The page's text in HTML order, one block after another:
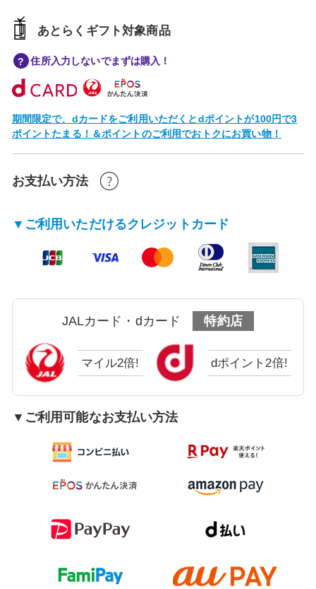
あとらくギフト対象商品
住所入力しないでまずは購入！
期間限定で、dカードをご利用いただくとdポイントが100円で3
ポイントたまる！＆ポイントのご利用でおトクにお買い物！
お支払い方法
▼ご利用いただけるクレジットカード
JALカード・dカード 特約店
マイル2倍! dポイント2倍!
▼ご利用可能なお支払い方法